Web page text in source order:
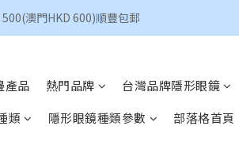
澳門HKD 600)順豐包郵
澳門HKD 600)順豐包郵
澳門HKD 600)順豐包郵
產品 熱門品牌
台灣品牌隱形眼鏡
類 隱形眼鏡種類參數 部落格首頁